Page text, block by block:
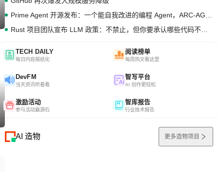
TECH DAILY
每日内容报纸化
阅读榜单
每周热文看这里
DevFM
当天资讯听着看
智写平台
AI 创作更轻松
激励活动
参与活动赢源石
智库报告
行业技术报告
AI 造物 更多造物项目